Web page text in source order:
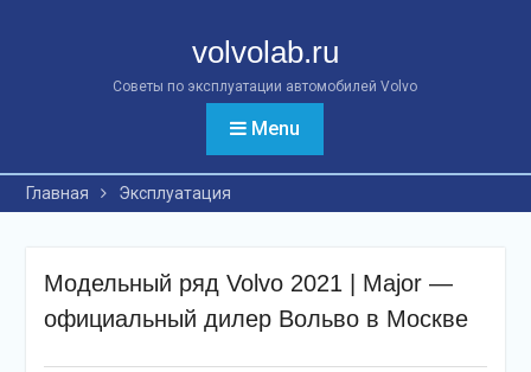
volvolab.ru
Советы по эксплуатации автомобилей Volvo
Menu
Главная Эксплуатация
Модельный ряд Volvo 2021 | Major —
официальный дилер Вольво в Москве